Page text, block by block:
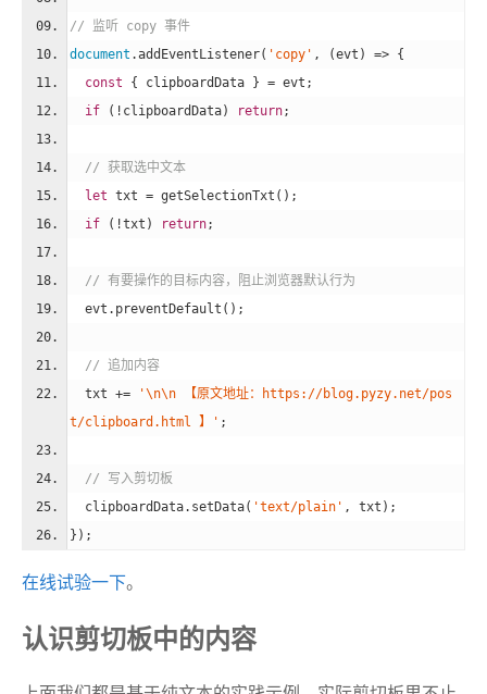
// 监听 copy 事件
document .addEventListener( 'copy' , (evt) => {
const { clipboardData } = evt;
if (!clipboardData) return;
// 获取选中文本
let txt = getSelectionTxt();
if (!txt) return;
// 有要操作的目标内容，阻止浏览器默认行为
  evt.preventDefault();
// 追加内容
  txt +=
'\n\n 【原文地址：https://blog.pyzy.net/pos
t/clipboard.html 】' ;
// 写入剪切板
  clipboardData.setData(
'text/plain' , txt);
});
在线试验一下。
认识剪切板中的内容